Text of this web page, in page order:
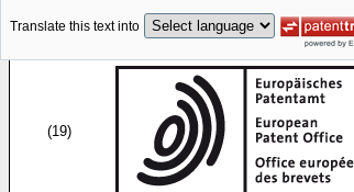
Translate this text into
(19)